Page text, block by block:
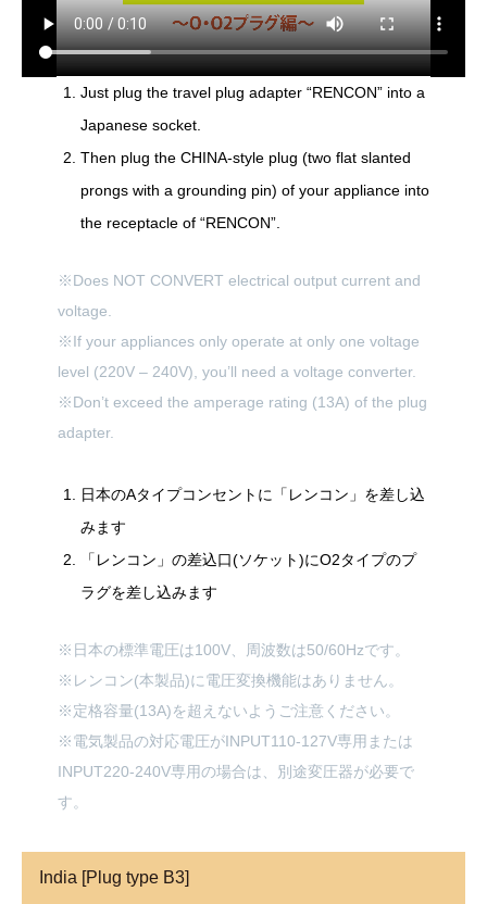
Just plug the travel plug adapter “RENCON” into a
Japanese socket.
Then plug the CHINA-style plug (two flat slanted
prongs with a grounding pin) of your appliance into
the receptacle of “RENCON”.
※Does NOT CONVERT electrical output current and
voltage.
※If your appliances only operate at only one voltage
level (220V – 240V), you’ll need a voltage converter.
※Don’t exceed the amperage rating (13A) of the plug
adapter.
日本のAタイプコンセントに「レンコン」を差し込
みます
「レンコン」の差込口(ソケット)にO2タイプのプ
ラグを差し込みます
※日本の標準電圧は100V、周波数は50/60Hzです。
※レンコン(本製品)に電圧変換機能はありません。
※定格容量(13A)を超えないようご注意ください。
※電気製品の対応電圧がINPUT110-127V専用または
INPUT220-240V専用の場合は、別途変圧器が必要で
す。
India [Plug type B3]